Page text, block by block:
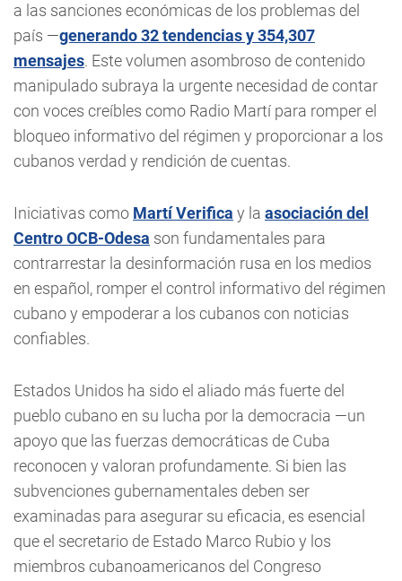
a las sanciones económicas de los problemas del
país —generando 32 tendencias y 354,307
mensajes. Este volumen asombroso de contenido
manipulado subraya la urgente necesidad de contar
con voces creíbles como Radio Martí para romper el
bloqueo informativo del régimen y proporcionar a los
cubanos verdad y rendición de cuentas.
Iniciativas como Martí Verifica y la asociación del
Centro OCB-Odesa son fundamentales para
contrarrestar la desinformación rusa en los medios
en español, romper el control informativo del régimen
cubano y empoderar a los cubanos con noticias
confiables.
Estados Unidos ha sido el aliado más fuerte del
pueblo cubano en su lucha por la democracia —un
apoyo que las fuerzas democráticas de Cuba
reconocen y valoran profundamente. Si bien las
subvenciones gubernamentales deben ser
examinadas para asegurar su eficacia, es esencial
que el secretario de Estado Marco Rubio y los
miembros cubanoamericanos del Congreso